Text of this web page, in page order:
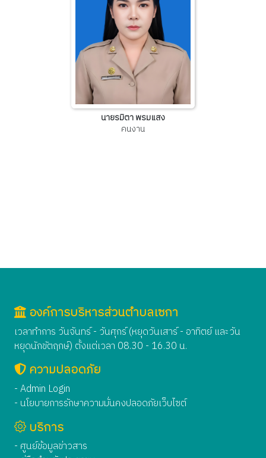
นายรมิตา พรมแสง
คนงาน
องค์การบริหารส่วนตำบลเซกา
เวลาทำการ วันจันทร์ - วันศุกร์ (หยุดวันเสาร์ - อาทิตย์ และวัน
หยุดนักขัตฤกษ์) ตั้งแต่เวลา 08.30 - 16.30 น.
ความปลอดภัย
- Admin Login
- นโยบายการรักษาความมั่นคงปลอดภัยเว็บไซต์
บริการ
- ศูนย์ข้อมูลข่าวสาร